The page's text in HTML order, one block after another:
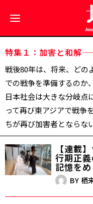
特集１：加害と和解
戦後80年は、将来、どの
での戦争を準備するのか
日本社会は大きな分岐点
って再び東アジアで戦争
ちが再び加害者とならな
【連載
行期正
記憶を
BY 栖